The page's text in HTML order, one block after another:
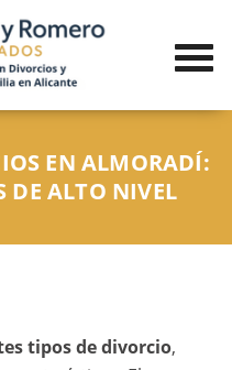
EN ALMORADÍ:
DE ALTO NIVEL
tipos de divorcio,